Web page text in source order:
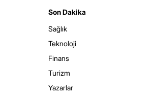
Son Dakika
Sağlık
Teknoloji
Finans
Turizm
Yazarlar